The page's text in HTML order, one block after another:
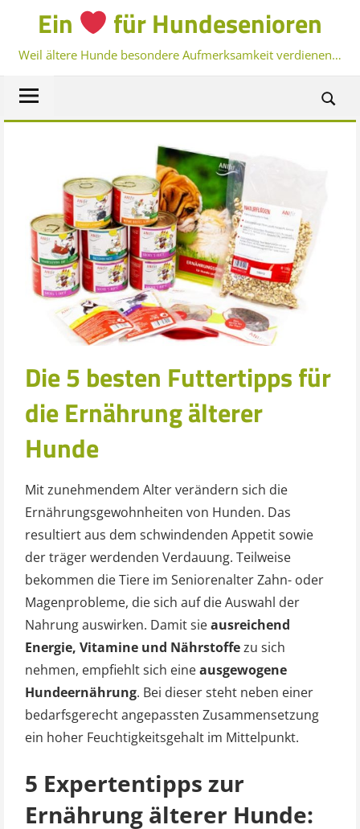
springen
Ein für Hundesenioren
Weil ältere Hunde besondere Aufmerksamkeit verdienen…
Die 5 besten Futtertipps für
die Ernährung älterer
Hunde
Mit zunehmendem Alter verändern sich die
Ernährungsgewohnheiten von Hunden. Das
resultiert aus dem schwindenden Appetit sowie
der träger werdenden Verdauung. Teilweise
bekommen die Tiere im Seniorenalter Zahn- oder
Magenprobleme, die sich auf die Auswahl der
Nahrung auswirken. Damit sieausreichend
Energie, Vitamine und Nährstoffezu sich
nehmen, empfiehlt sich eineausgewogene
Hundeernährung. Bei dieser steht neben einer
bedarfsgerecht angepassten Zusammensetzung
ein hoher Feuchtigkeitsgehalt im Mittelpunkt.
5 Expertentipps zur
Ernährung älterer Hunde: